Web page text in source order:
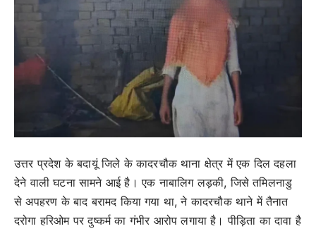
उत्तर प्रदेश के बदायूं जिले के कादरचौक थाना क्षेत्र में एक दिल दहला
देने वाली घटना सामने आई है। एक नाबालिग लड़की, जिसे तमिलनाडु
से अपहरण के बाद बरामद किया गया था, ने कादरचौक थाने में तैनात
दरोगा हरिओम पर दुष्कर्म का गंभीर आरोप लगाया है। पीड़िता का दावा है